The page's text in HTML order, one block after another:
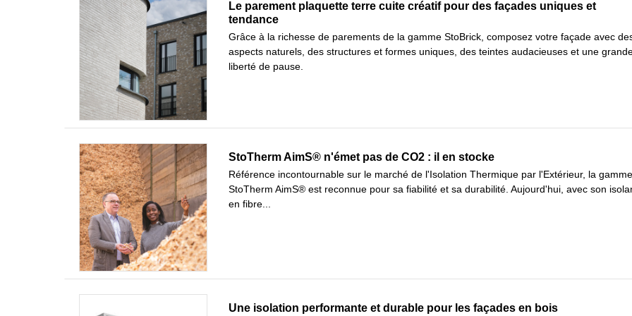
Le parement plaquette terre cuite créatif pour des façades uniques et
tendance
Grâce à la richesse de parements de la gamme StoBrick, composez votre façade avec
aspects naturels, des structures et formes uniques, des teintes audacieuses et une
liberté de pause.
StoTherm AimS® n'émet pas de CO2 : il en stocke
Référence incontournable sur le marché de l'Isolation Thermique par l'Extérieur, la gamme
StoTherm AimS® est reconnue pour sa fiabilité et sa durabilité. Aujourd'hui, avec son
en fibre...
Une isolation performante et durable pour les façades en bois